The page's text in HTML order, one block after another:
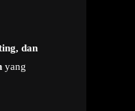
dan
yang